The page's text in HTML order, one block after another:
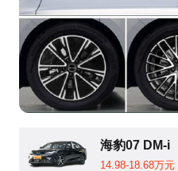
海豹07 DM-i
14.98-18.68万元